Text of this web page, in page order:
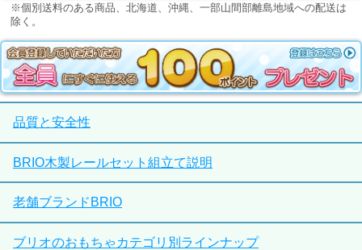
※個別送料のある商品、北海道、沖縄、一部山間部離島地域への配送は
除く。
品質と安全性
BRIO木製レールセット組立て説明
老舗ブランドBRIO
ブリオのおもちゃカテゴリ別ラインナップ